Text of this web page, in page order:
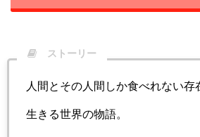
ストーリー
人間とその人間しか食べれない存
生きる世界の物語。